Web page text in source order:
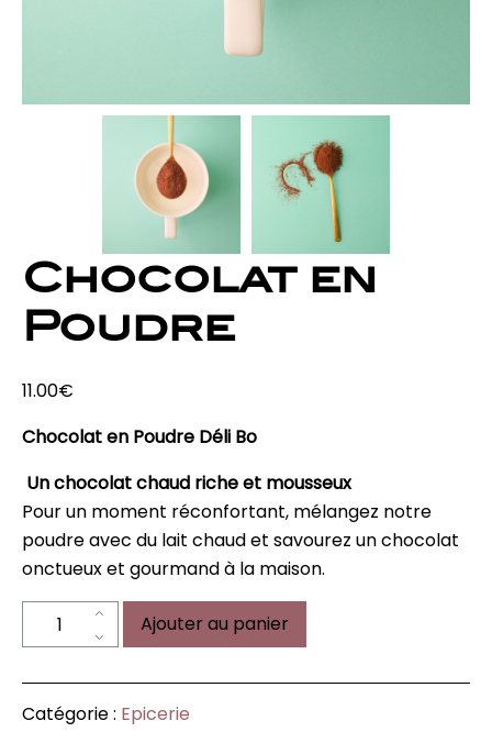
Chocolat en
Poudre
11.00€
Chocolat en Poudre Déli Bo
Un chocolat chaud riche et mousseux
Pour un moment réconfortant, mélangez notre
poudre avec du lait chaud et savourez un chocolat
onctueux et gourmand à la maison.
quantité
de
Poudre
Ajouter au panier
Catégorie : Epicerie